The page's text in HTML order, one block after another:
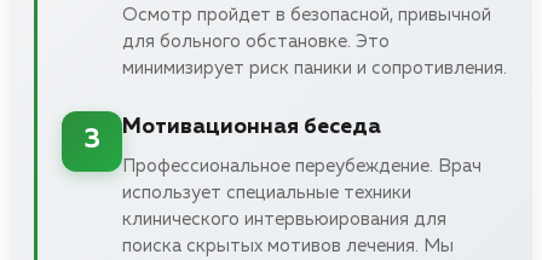
Осмотр пройдет в безопасной, привычной
для больного обстановке. Это
минимизирует риск паники и сопротивления.
3
Мотивационная беседа
Профессиональное переубеждение. Врач
использует специальные техники
клинического интервьюирования для
поиска скрытых мотивов лечения. Мы